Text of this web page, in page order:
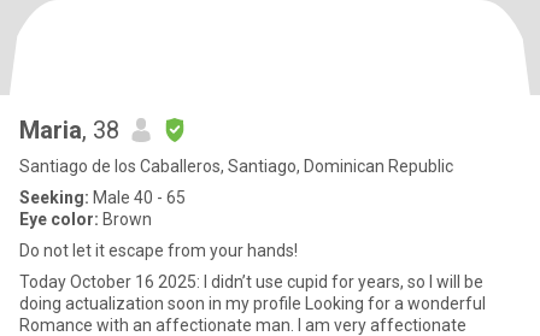
Maria, 38
Santiago de los Caballeros, Santiago, Dominican Republic
Seeking: Male 40 - 65
Eye color: Brown
Do not let it escape from your hands!
Today October 16 2025: I didn’t use cupid for years, so I will be
doing actualization soon in my profile Looking for a wonderful
Romance with an affectionate man. I am very affectionate